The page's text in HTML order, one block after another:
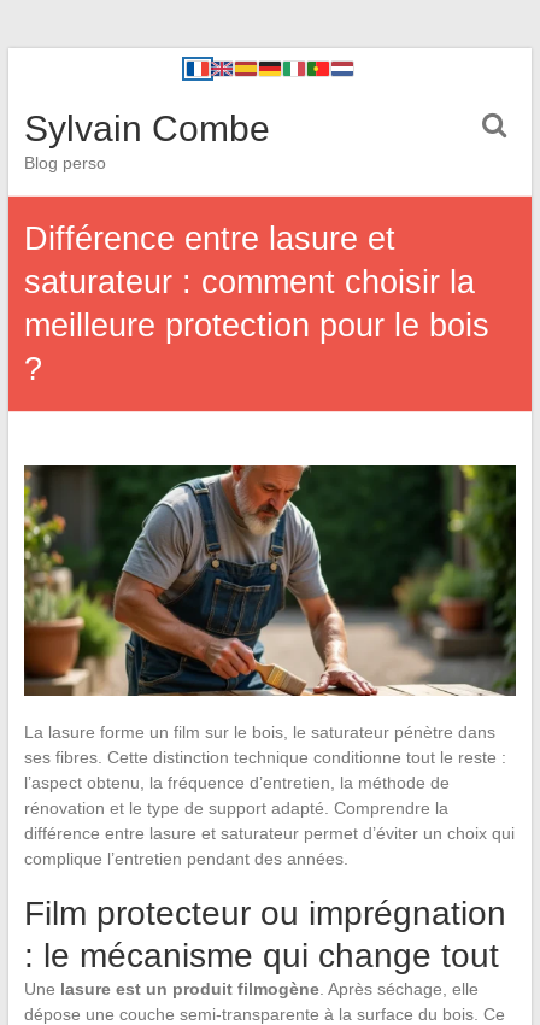
Sylvain Combe
Blog perso
Différence entre lasure et
saturateur : comment choisir la
meilleure protection pour le bois
?
La lasure forme un film sur le bois, le saturateur pénètre dans
ses fibres. Cette distinction technique conditionne tout le reste :
l’aspect obtenu, la fréquence d’entretien, la méthode de
rénovation et le type de support adapté. Comprendre la
différence entre lasure et saturateur permet d’éviter un choix qui
complique l’entretien pendant des années.
Film protecteur ou imprégnation
: le mécanisme qui change tout
Une lasure est un produit filmogène. Après séchage, elle
dépose une couche semi-transparente à la surface du bois. Ce